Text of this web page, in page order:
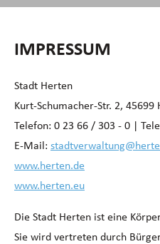
IMPRESSUM
Stadt Herten
Kurt-Schumacher-Str. 2, 45699
Telefon: 0 23 66 / 303 - 0 |
E-Mail:
www.herten.de
www.herten.eu
Die Stadt Herten ist eine
Sie wird vertreten durch